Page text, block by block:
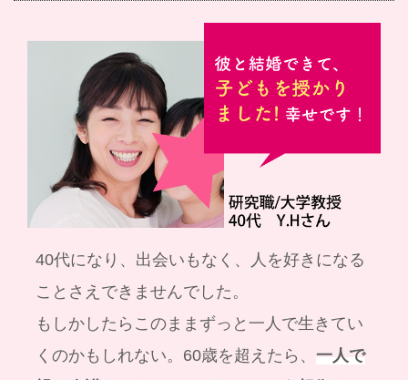
40代になり、出会いもなく、人を好きになる
ことさえできませんでした。
もしかしたらこのままずっと一人で生きてい
くのかもしれない。60歳を超えたら、 一人で